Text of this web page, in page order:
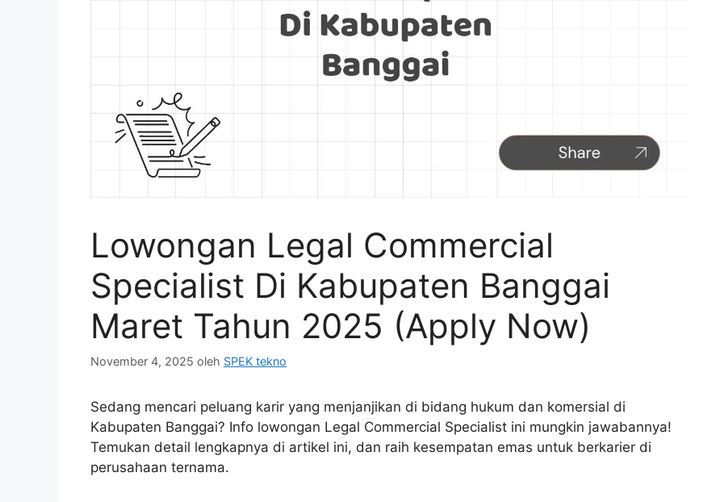
Lowongan Legal Commercial
Specialist Di Kabupaten Banggai
Maret Tahun 2025 (Apply Now)
November 4, 2025 oleh SPEK tekno
Sedang mencari peluang karir yang menjanjikan di bidang hukum dan komersial di
Kabupaten Banggai? Info lowongan Legal Commercial Specialist ini mungkin jawabannya!
Temukan detail lengkapnya di artikel ini, dan raih kesempatan emas untuk berkarier di
perusahaan ternama.